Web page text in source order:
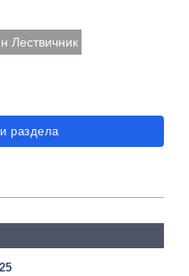
Лествичник
раздела